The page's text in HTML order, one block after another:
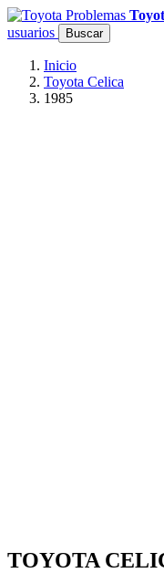
usuarios
Buscar
Inicio
Toyota Celica
1985
TOYOTA